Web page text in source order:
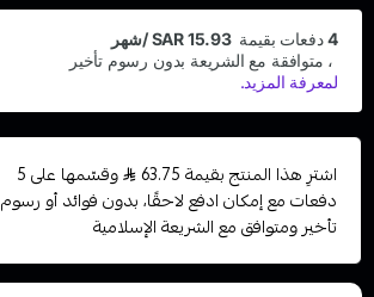
اشترِ هذا المنتج بقيمة 63.75
وقسّمها على 5
دفعات مع إمكان ادفع لاحقًا، بدون فوائد أو رسوم
تأخير ومتوافق مع الشريعة الإسلامية